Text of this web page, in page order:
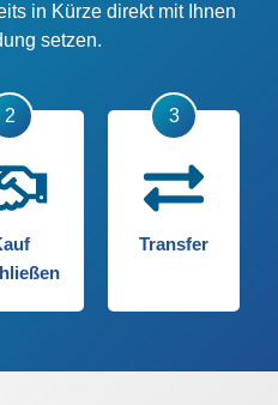
in Kürze direkt mit Ihnen
setzen.
Transfer